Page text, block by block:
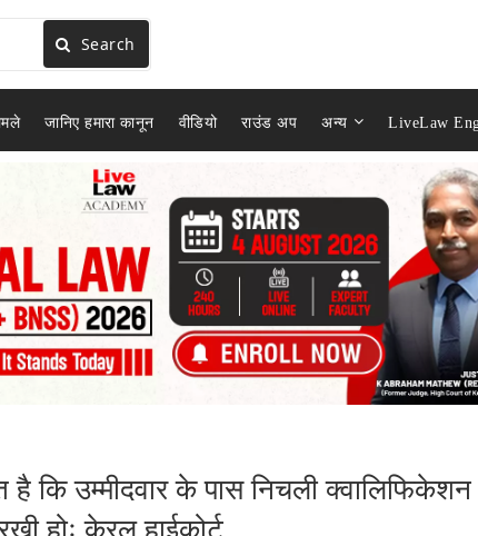
Search
जानिए हमारा कानून वीडियो राउंड अप अन्य LiveLaw
कि उम्‍मीदवार के पास ‌निचली क्वालिफिकेशन